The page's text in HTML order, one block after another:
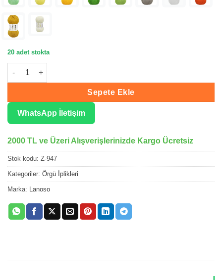
20 adet stokta
Lanoso Zirve Lila El Örgü İpliği 947 adet
Sepete Ekle
WhatsApp İletişim
2000 TL ve Üzeri Alışverişlerinizde Kargo Ücretsiz
Stok kodu: Z-947
Kategoriler: Örgü İplikleri
Marka: Lanoso